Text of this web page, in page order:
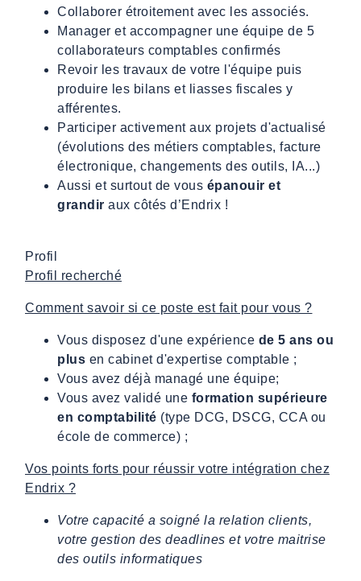
Collaborer étroitement avec les associés.
Manager et accompagner une équipe de 5
collaborateurs comptables confirmés
Revoir les travaux de votre l'équipe puis
produire les bilans et liasses fiscales y
afférentes.
Participer activement aux projets d'actualisé
(évolutions des métiers comptables, facture
électronique, changements des outils, IA...)
Aussi et surtout de vous épanouir et
grandir aux côtés d’Endrix !
Profil
Profil recherché
Comment savoir si ce poste est fait pour vous ?
Vous disposez d'une expérience de 5 ans ou
plus en cabinet d'expertise comptable ;
Vous avez déjà managé une équipe;
Vous avez validé une formation supérieure
en comptabilité (type DCG, DSCG, CCA ou
école de commerce) ;
Vos points forts pour réussir votre intégration chez
Endrix ?
Votre capacité a soigné la relation clients,
votre gestion des deadlines et votre maitrise
des outils informatiques